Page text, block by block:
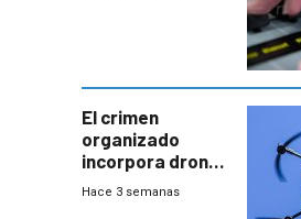
El crimen
organizado
incorpora drones
y abre un nuevo
Hace 3 semanas